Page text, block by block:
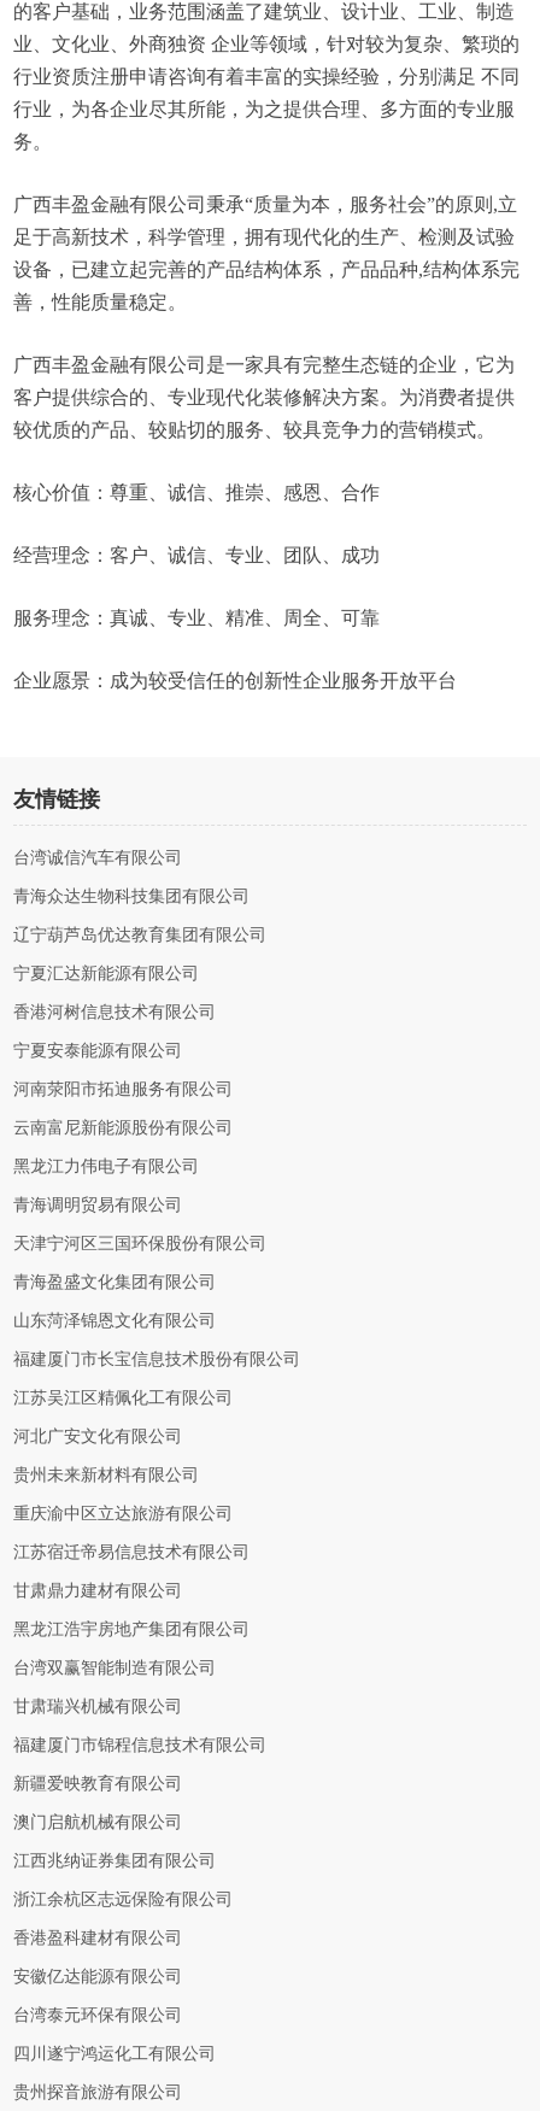
的客户基础，业务范围涵盖了建筑业、设计业、工业、制造
业、文化业、外商独资 企业等领域，针对较为复杂、繁琐的
行业资质注册申请咨询有着丰富的实操经验，分别满足 不同
行业，为各企业尽其所能，为之提供合理、多方面的专业服
务。
广西丰盈金融有限公司秉承“质量为本，服务社会”的原则,立
足于高新技术，科学管理，拥有现代化的生产、检测及试验
设备，已建立起完善的产品结构体系，产品品种,结构体系完
善，性能质量稳定。
广西丰盈金融有限公司是一家具有完整生态链的企业，它为
客户提供综合的、专业现代化装修解决方案。为消费者提供
较优质的产品、较贴切的服务、较具竞争力的营销模式。
核心价值：尊重、诚信、推崇、感恩、合作
经营理念：客户、诚信、专业、团队、成功
服务理念：真诚、专业、精准、周全、可靠
企业愿景：成为较受信任的创新性企业服务开放平台
友情链接
台湾诚信汽车有限公司
青海众达生物科技集团有限公司
辽宁葫芦岛优达教育集团有限公司
宁夏汇达新能源有限公司
香港河树信息技术有限公司
宁夏安泰能源有限公司
河南荥阳市拓迪服务有限公司
云南富尼新能源股份有限公司
黑龙江力伟电子有限公司
青海调明贸易有限公司
天津宁河区三国环保股份有限公司
青海盈盛文化集团有限公司
山东菏泽锦恩文化有限公司
福建厦门市长宝信息技术股份有限公司
江苏吴江区精佩化工有限公司
河北广安文化有限公司
贵州未来新材料有限公司
重庆渝中区立达旅游有限公司
江苏宿迁帝易信息技术有限公司
甘肃鼎力建材有限公司
黑龙江浩宇房地产集团有限公司
台湾双赢智能制造有限公司
甘肃瑞兴机械有限公司
福建厦门市锦程信息技术有限公司
新疆爱映教育有限公司
澳门启航机械有限公司
江西兆纳证券集团有限公司
浙江余杭区志远保险有限公司
香港盈科建材有限公司
安徽亿达能源有限公司
台湾泰元环保有限公司
四川遂宁鸿运化工有限公司
贵州探音旅游有限公司